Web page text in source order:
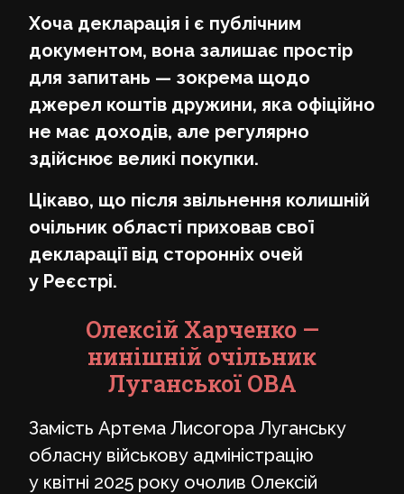
Хоча декларація і є публічним
документом, вона залишає простір
для запитань — зокрема щодо
джерел коштів дружини, яка офіційно
не має доходів, але регулярно
здійснює великі покупки.
Цікаво, що після звільнення колишній
очільник області приховав свої
декларації від сторонніх очей
у Реєстрі.
Олексій Харченко —
нинішній очільник
Луганської ОВА
Замість Артема Лисогора Луганську
обласну військову адміністрацію
у квітні 2025 року очолив Олексій